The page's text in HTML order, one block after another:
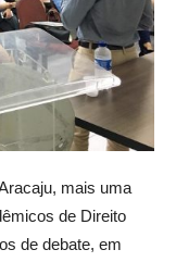
mais uma
de Direito
de debate, em